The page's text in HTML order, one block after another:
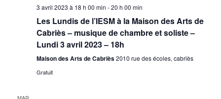
3 avril 2023 à 18 h 00 min -20 h 00 min
Les Lundis de l’IESM à la Maison des Arts de
Cabriès – musique de chambre et soliste –
Lundi 3 avril 2023 – 18h
Maison des Arts de Cabriès2010 rue des écoles, cabriès
Gratuit